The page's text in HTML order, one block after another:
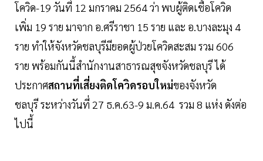
โควิด-19 วันที่ 12 มกราคม 2564 ว่า พบผู้ติดเชื้อโควิด
เพิ่ม 19 ราย มาจาก อ.ศรีราชา 15 ราย และ อ.บางละมุง 4
ราย ทำให้จังหวัดชลบุรีมียอดผู้ป่วยโควิดสะสม รวม 606
ราย พร้อมกันนี้สำนักงานสาธารณสุขจังหวัดชลบุรี ได้
ประกาศสถานที่เสี่ยงติดโควิดรอบใหม่ของจังหวัด
ชลบุรี ระหว่างวันที่ 27 ธ.ค.63-9 ม.ค.64 รวม 8 แห่ง ดังต่อ
ไปนี้